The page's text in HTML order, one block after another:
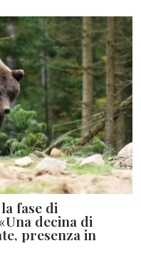
fase di
decina di
presenza in